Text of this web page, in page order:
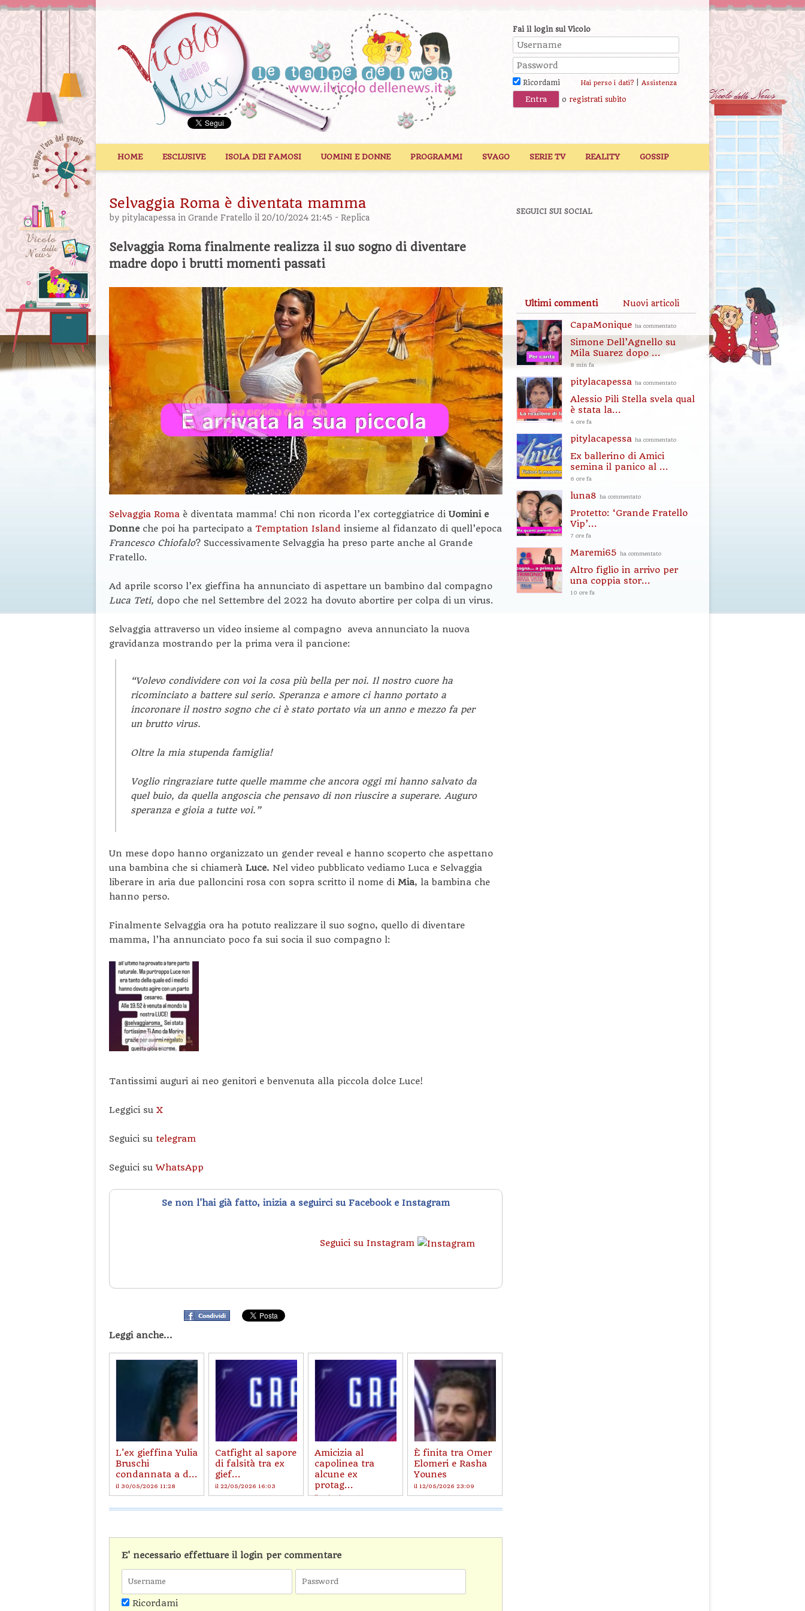
Fai il login sul Vicolo
Ricordami Hai perso i dati?| Assistenza
o registrati subito
HOME ESCLUSIVE ISOLA DEI FAMOSI UOMINI E DONNE PROGRAMMI SVAGO SERIE TV REALITY GOSSIP
Selvaggia Roma è diventata mamma
by pitylacapessa in Grande Fratello il 20/10/2024 21:45 - Replica
Selvaggia Roma finalmente realizza il suo sogno di diventare
madre dopo i brutti momenti passati
Selvaggia Roma è diventata mamma! Chi non ricorda l’ex corteggiatrice di Uomini e
Donne che poi ha partecipato a Temptation Island insieme al fidanzato di quell’epoca
Francesco Chiofalo? Successivamente Selvaggia ha preso parte anche al Grande
Fratello.
Ad aprile scorso l’ex gieffina ha annunciato di aspettare un bambino dal compagno
Luca Teti, dopo che nel Settembre del 2022 ha dovuto abortire per colpa di un virus.
Selvaggia attraverso un video insieme al compagno aveva annunciato la nuova
gravidanza mostrando per la prima vera il pancione:
“Volevo condividere con voi la cosa più bella per noi. Il nostro cuore ha
ricominciato a battere sul serio. Speranza e amore ci hanno portato a
incoronare il nostro sogno che ci è stato portato via un anno e mezzo fa per
un brutto virus.
Oltre la mia stupenda famiglia!
Voglio ringraziare tutte quelle mamme che ancora oggi mi hanno salvato da
quel buio, da quella angoscia che pensavo di non riuscire a superare. Auguro
speranza e gioia a tutte voi.”
Un mese dopo hanno organizzato un gender reveal e hanno scoperto che aspettano
una bambina che si chiamerà Luce. Nel video pubblicato vediamo Luca e Selvaggia
liberare in aria due palloncini rosa con sopra scritto il nome di Mia, la bambina che
hanno perso.
Finalmente Selvaggia ora ha potuto realizzare il suo sogno, quello di diventare
mamma, l’ha annunciato poco fa sui socia il suo compagno l:
Tantissimi auguri ai neo genitori e benvenuta alla piccola dolce Luce!
Leggici su X
Seguici su telegram
Seguici suWhatsApp
Se non l'hai già fatto, inizia a seguirci su Facebook e Instagram
Seguici su Instagram
Leggi anche...
L'ex gieffina Yulia
Bruschi
condannata a d...
il 30/05/2026 11:28
Catfight al sapore
di falsità tra ex
gief...
il 22/05/2026 16:03
Amicizia al
capolinea tra
alcune ex
protag...
il 19/05/2026 16:53
È finita tra Omer
Elomeri e Rasha
Younes
il 12/05/2026 23:09
E' necessario effettuare il login per commentare
Ricordami
SEGUICI SUI SOCIAL
Ultimi commenti Nuovi articoli
CapaMonique ha commentato
Simone Dell’Agnello su
Mila Suarez dopo ...
8 min fa
pitylacapessa ha commentato
Alessio Pili Stella svela qual
è stata la...
4 ore fa
pitylacapessa ha commentato
Ex ballerino di Amici
semina il panico al ...
6 ore fa
luna8 ha commentato
Protetto: ‘Grande Fratello
Vip’...
7 ore fa
Maremi65 ha commentato
Altro figlio in arrivo per
una coppia stor...
10 ore fa